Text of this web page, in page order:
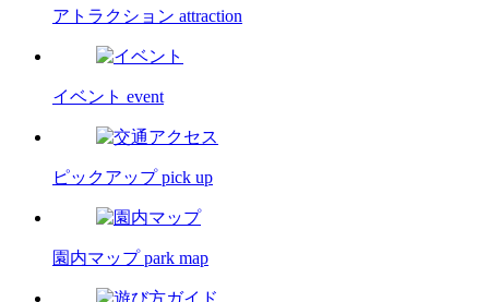
アトラクション attraction
イベント event
ピックアップ pick up
園内マップ park map